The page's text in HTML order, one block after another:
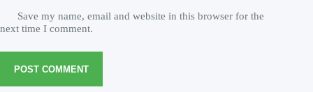
Save my name, email and website in this browser for the
next time I comment.
POST COMMENT